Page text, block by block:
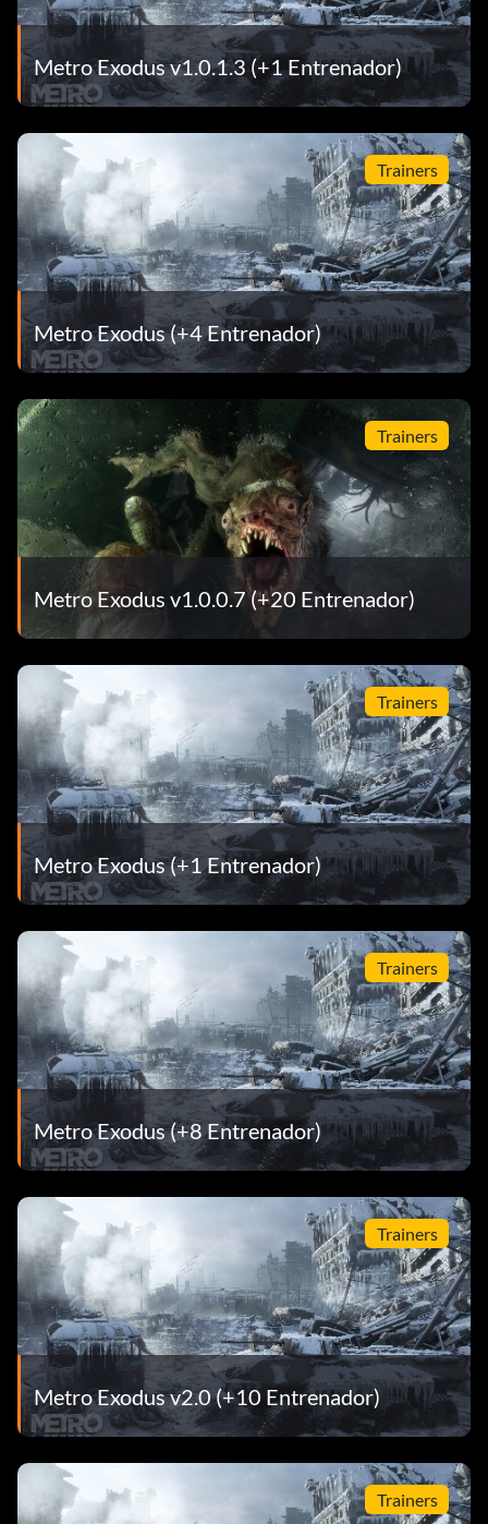
Metro Exodus v1.0.1.3 (+1 Entrenador)
Trainers
Metro Exodus (+4 Entrenador)
Trainers
Metro Exodus v1.0.0.7 (+20 Entrenador)
Trainers
Metro Exodus (+1 Entrenador)
Trainers
Metro Exodus (+8 Entrenador)
Trainers
Metro Exodus v2.0 (+10 Entrenador)
Trainers